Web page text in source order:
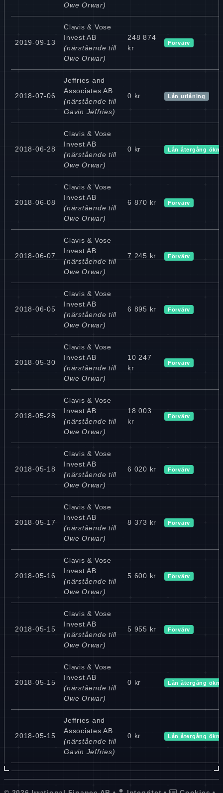
Owe Orwar)
2019-09-13
Clavis & Vose
Invest AB
(närstående till
Owe Orwar)
248 874
kr
Förvärv
2018-07-06
Jeffries and
Associates AB
(närstående till
Gavin Jeffries)
0 kr Lån utlåning
2018-06-28
Clavis & Vose
Invest AB
(närstående till
Owe Orwar)
0 kr Lån återgång
2018-06-08
Clavis & Vose
Invest AB
(närstående till
Owe Orwar)
6 870 kr Förvärv
2018-06-07
Clavis & Vose
Invest AB
(närstående till
Owe Orwar)
7 245 kr Förvärv
2018-06-05
Clavis & Vose
Invest AB
(närstående till
Owe Orwar)
6 895 kr Förvärv
2018-05-30
Clavis & Vose
Invest AB
(närstående till
Owe Orwar)
10 247
kr
Förvärv
2018-05-28
Clavis & Vose
Invest AB
(närstående till
Owe Orwar)
18 003
kr
Förvärv
2018-05-18
Clavis & Vose
Invest AB
(närstående till
Owe Orwar)
6 020 kr Förvärv
2018-05-17
Clavis & Vose
Invest AB
(närstående till
Owe Orwar)
8 373 kr Förvärv
2018-05-16
Clavis & Vose
Invest AB
(närstående till
Owe Orwar)
5 600 kr Förvärv
2018-05-15
Clavis & Vose
Invest AB
(närstående till
Owe Orwar)
5 955 kr Förvärv
2018-05-15
Clavis & Vose
Invest AB
(närstående till
Owe Orwar)
0 kr Lån återgång
2018-05-15
Jeffries and
Associates AB
(närstående till
Gavin Jeffries)
0 kr Lån återgång